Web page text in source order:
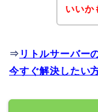
いいか
⇒ リトルサーバー
今すぐ解決したい